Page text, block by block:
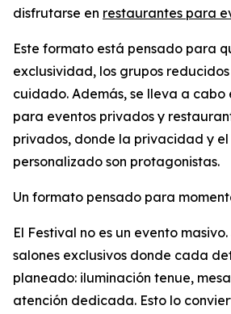
disfrutarse en restaurantes para
Este formato está pensado para
exclusividad, los grupos
cuidado. Además, se lleva a cabo
para eventos privados y
privados, donde la privacidad y
personalizado son protagonistas.
Un formato pensado para
El Festival no es un evento
salones exclusivos donde cada
planeado: iluminación tenue,
atención dedicada. Esto lo